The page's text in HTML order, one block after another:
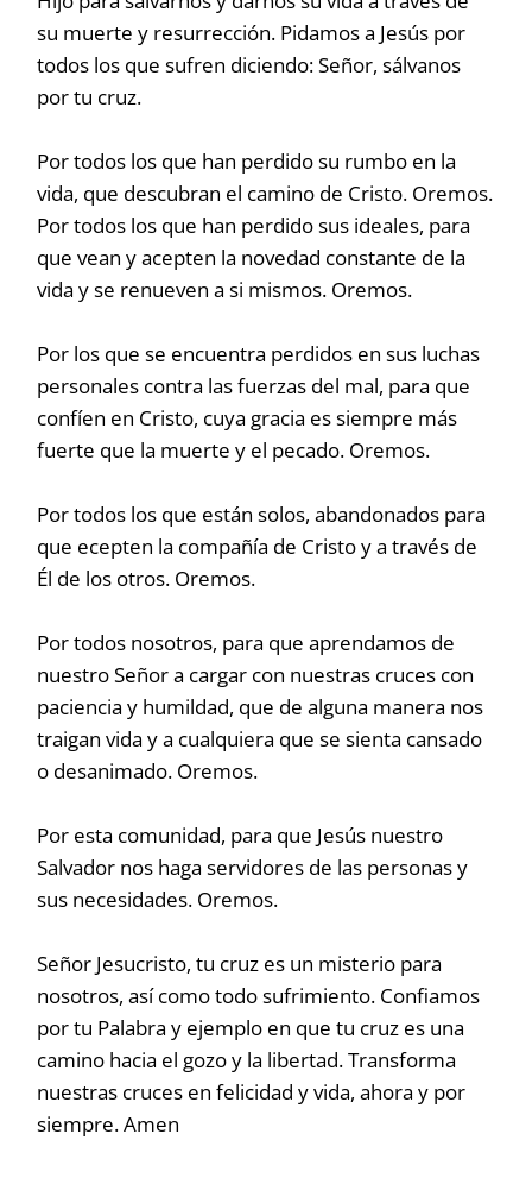
su muerte y resurrección. Pidamos a Jesús por
todos los que sufren diciendo: Señor, sálvanos
por tu cruz.
Por todos los que han perdido su rumbo en la
vida, que descubran el camino de Cristo. Oremos.
Por todos los que han perdido sus ideales, para
que vean y acepten la novedad constante de la
vida y se renueven a si mismos. Oremos.
Por los que se encuentra perdidos en sus luchas
personales contra las fuerzas del mal, para que
confíen en Cristo, cuya gracia es siempre más
fuerte que la muerte y el pecado. Oremos.
Por todos los que están solos, abandonados para
que ecepten la compañía de Cristo y a través de
Él de los otros. Oremos.
Por todos nosotros, para que aprendamos de
nuestro Señor a cargar con nuestras cruces con
paciencia y humildad, que de alguna manera nos
traigan vida y a cualquiera que se sienta cansado
o desanimado. Oremos.
Por esta comunidad, para que Jesús nuestro
Salvador nos haga servidores de las personas y
sus necesidades. Oremos.
Señor Jesucristo, tu cruz es un misterio para
nosotros, así como todo sufrimiento. Confiamos
por tu Palabra y ejemplo en que tu cruz es una
camino hacia el gozo y la libertad. Transforma
nuestras cruces en felicidad y vida, ahora y por
siempre. Amen